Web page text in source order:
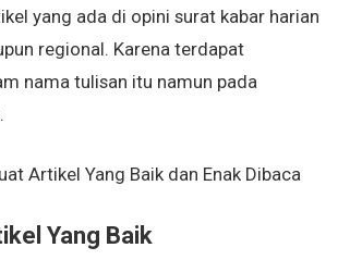
yang ada di opini surat kabar harian
regional. Karena terdapat
nama tulisan itu namun pada
Yang Baik